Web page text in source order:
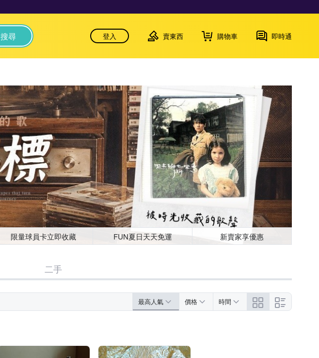
搜尋 登入 賣東西 購物車 即時通
限量球員卡立即收藏 FUN夏日天天免運 新賣家享優惠
二手
最高人氣 價格 時間